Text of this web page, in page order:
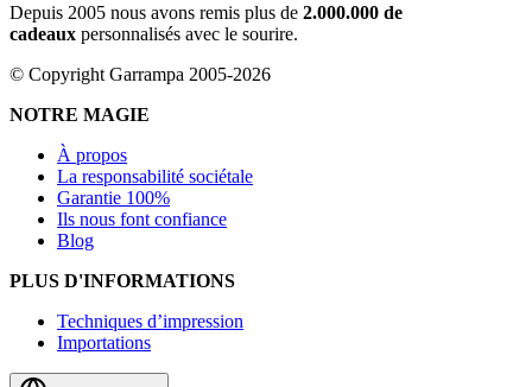
Depuis 2005 nous avons remis plus de 2.000.000 de
cadeaux personnalisés avec le sourire.
© Copyright Garrampa 2005-2026
NOTRE MAGIE
À propos
La responsabilité sociétale
Garantie 100%
Ils nous font confiance
Blog
PLUS D'INFORMATIONS
Techniques d’impression
Importations